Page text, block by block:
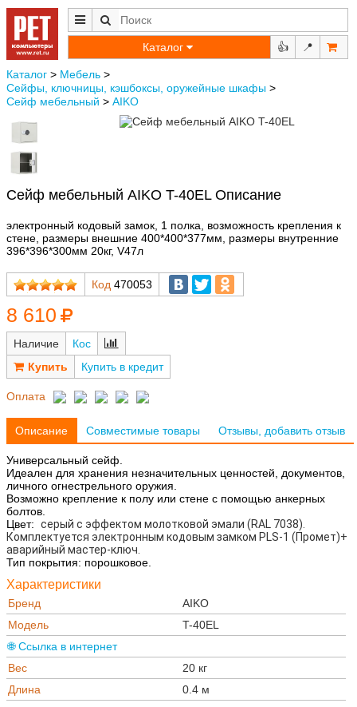
Каталог 👍 📍
Каталог > Мебель >
Сейфы, ключницы, кэшбоксы, оружейные шкафы >
Сейф мебельный > AIKO
Сейф мебельный AIKO T-40EL Описание
электронный кодовый замок, 1 полка, возможность крепления к
стене, размеры внешние 400*400*377мм, размеры внутренние
396*396*300мм 20кг, V47л
Код 470053
8 610
Наличие
Кос
Купить в кредит
Оплата
Описание Совместимые товары Отзывы, добавить отзыв
Универсальный сейф.
Идеален для хранения незначительных ценностей, документов,
личного огнестрельного оружия.
Возможно крепление к полу или стене с помощью анкерных
болтов.
Цвет: серый с эффектом молотковой эмали (RAL 7038).
Комплектуется электронным кодовым замком PLS-1 (Промет)+
аварийный мастер-ключ.
Тип покрытия: порошковое.
Характеристики
Бренд
AIKO
Модель
T-40EL
🌐 Ссылка в интернет
Вес
20 кг
Длина
0.4 м